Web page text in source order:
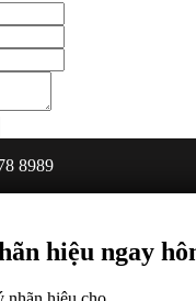
8989
hiệu ngay